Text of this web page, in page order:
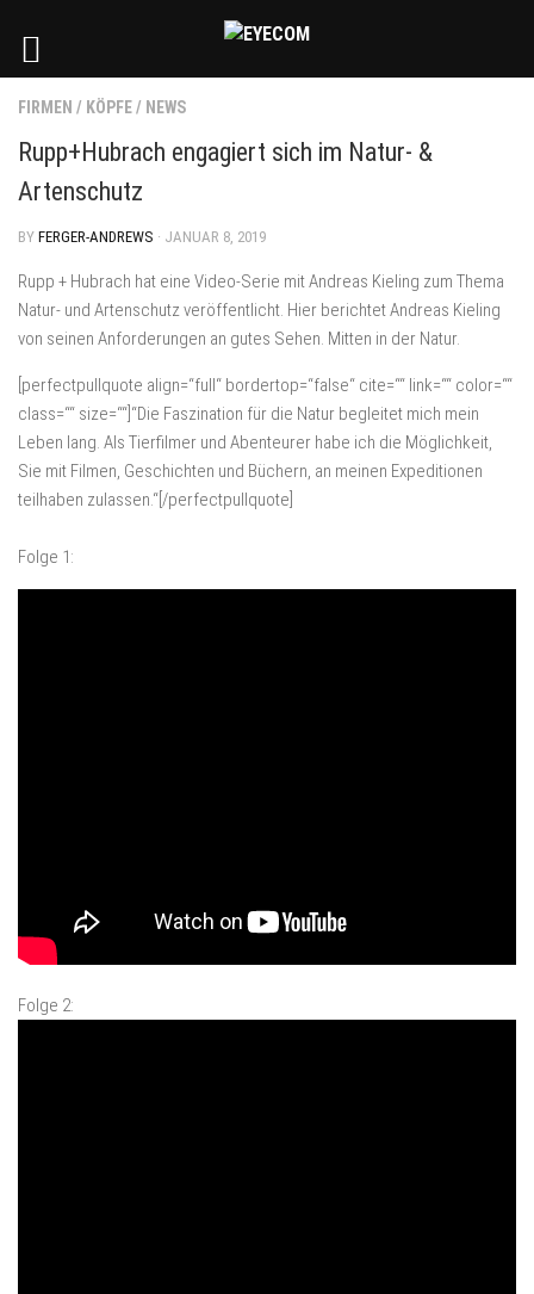
FIRMEN / KÖPFE/ NEWS
Rupp+Hubrach engagiert sich im Natur- &
Artenschutz
BY FERGER-ANDREWS · JANUAR 8, 2019
Rupp + Hubrach hat eine Video-Serie mit Andreas Kieling zum Thema
Natur- und Artenschutz veröffentlicht. Hier berichtet Andreas Kieling
von seinen Anforderungen an gutes Sehen. Mitten in der Natur.
[perfectpullquote align=“full“ bordertop=“false“ cite=““ link=““ color=““
class=““ size=““]“Die Faszination für die Natur begleitet mich mein
Leben lang. Als Tierfilmer und Abenteurer habe ich die Möglichkeit,
Sie mit Filmen, Geschichten und Büchern, an meinen Expeditionen
teilhaben zulassen.“[/perfectpullquote]
Folge 1:
Folge 2: